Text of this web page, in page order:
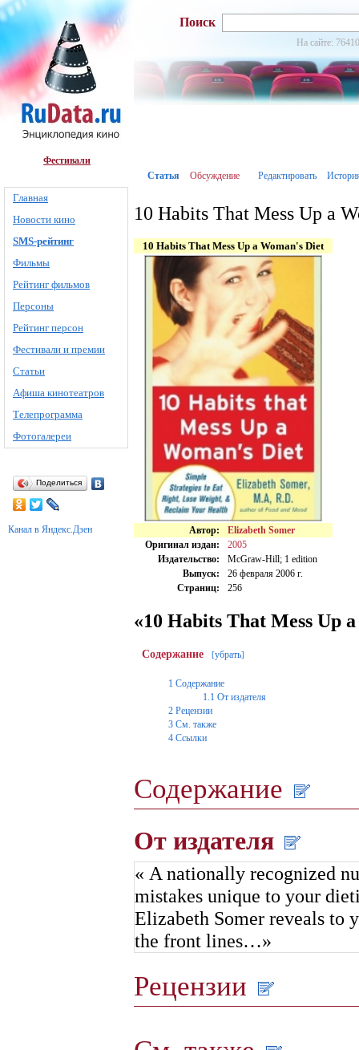
Фестивали
Главная
Новости кино
SMS-рейтинг
Фильмы
Рейтинг фильмов
Персоны
Рейтинг персон
Фестивали и премии
Статьи
Афиша кинотеатров
Телепрограмма
Фотогалереи
Поделиться
Канал в Яндекс.Дзен
Поиск
На сайте:
Статья Обсуждение Редактировать
10 Habits That Mess Up a
10 Habits That Mess Up a Woman's Diet
Автор:
Elizabeth Somer
Оригинал издан:
2005
Издательство:
McGraw-Hill; 1 edition
Выпуск:
26 февраля 2006 г.
Страниц:
256
«10 Habits That Mess Up
Содержание [убрать]
1 Содержание
1.1 От издателя
2 Рецензии
3 См. также
4 Ссылки
Содержание
От издателя
« A nationally recognized
mistakes unique to your
Elizabeth Somer reveals to
the front lines…»
Рецензии